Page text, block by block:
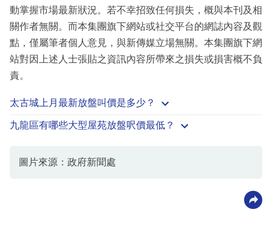
動掌握市場最新狀況。若不幸招致任何損失，概與本刊及相
關作者無關。而本集團旗下網站或社交平台的網誌內容及觀
點，僅屬筆者個人意見，與新傳媒立場無關。本集團旗下網
站對因上述人士張貼之資訊內容所帶來之損失或損害概不負
責。
太古城上月最新放盤叫價是多少？
九龍區有哪些大型屋苑放盤呎價最低？
圖片來源：政府新聞處